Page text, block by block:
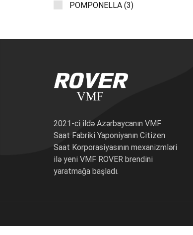
POMPONELLA (3)
2021-ci ildə Azərbaycanın VMF
Saat Fabriki Yaponiyanın Citizen
Saat Korporasiyasının mexanizmləri
ilə yeni VMF ROVER brendini
yaratmağa başladı.